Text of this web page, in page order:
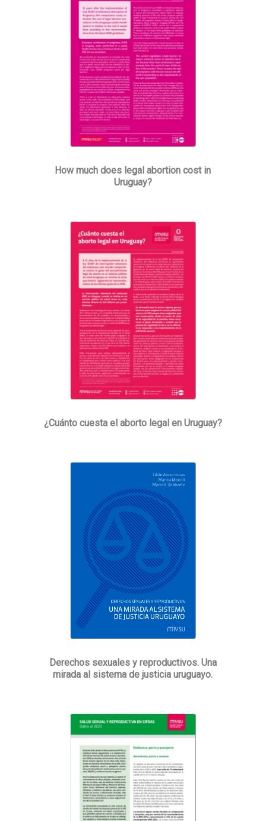
How much does legal abortion cost in
Uruguay?
¿Cuánto cuesta el aborto legal en Uruguay?
Derechos sexuales y reproductivos. Una
mirada al sistema de justicia uruguayo.